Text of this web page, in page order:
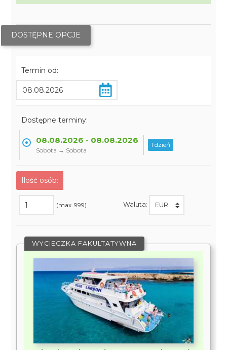
DOSTĘPNE OPCJE
Termin od:
Dostępne terminy:
08.08.2026 - 08.08.2026
Sobota → Sobota
1 dzień
Ilość osób:
(max. 999) Waluta:
WYCIECZKA FAKULTATYWNA